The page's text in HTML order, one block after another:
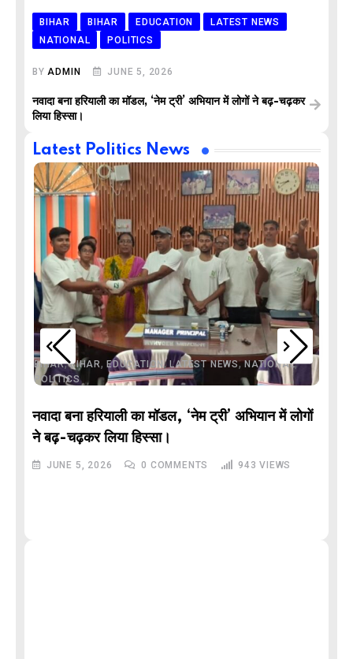
BIHAR BIHAR EDUCATION
LATEST NEWS
NATIONAL
POLITICS
BYADMIN JUNE 5, 2026
नवादा बना हरियाली का मॉडल, ‘नेम ट्री’ अभियान में लोगों ने बढ़-चढ़कर
लिया हिस्सा।
Latest Politics News
BIHAR,BIHAR, EDUCATION,LATEST NEWS,NATIONAL,
POLITICS
नवादा बना हरियाली का मॉडल, ‘नेम ट्री’ अभियान में लोगों
ने बढ़-चढ़कर लिया हिस्सा।
JUNE 5, 2026 0 COMMENTS 943 VIEWS